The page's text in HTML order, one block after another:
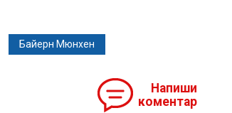
Байерн Мюнхен
Напиши
коментар